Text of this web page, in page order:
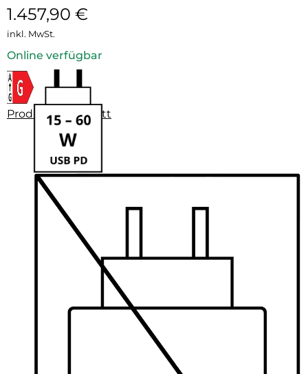
1.457,90 €
inkl. MwSt.
Online verfügbar
Produktdatenblatt